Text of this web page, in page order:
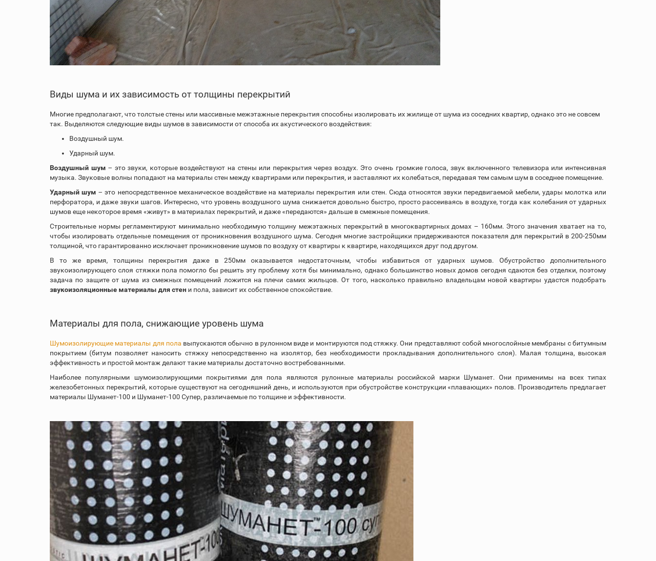
Виды шума и их зависимость от толщины перекрытий
Многие предполагают, что толстые стены или массивные межэтажные перекрытия способны изолировать их жилище от шума из соседних квартир, однако это не совсем
так. Выделяются следующие виды шумов в зависимости от способа их акустического воздействия:
Воздушный шум.
Ударный шум.
Воздушный шум – это звуки, которые воздействуют на стены или перекрытия через воздух. Это очень громкие голоса, звук включенного телевизора или интенсивная
музыка. Звуковые волны попадают на материалы стен между квартирами или перекрытия, и заставляют их колебаться, передавая тем самым шум в соседнее помещение.
Ударный шум – это непосредственное механическое воздействие на материалы перекрытия или стен. Сюда относятся звуки передвигаемой мебели, удары молотка или
перфоратора, и даже звуки шагов. Интересно, что уровень воздушного шума снижается довольно быстро, просто рассеиваясь в воздухе, тогда как колебания от ударных
шумов еще некоторое время «живут» в материалах перекрытий, и даже «передаются» дальше в смежные помещения.
Строительные нормы регламентируют минимально необходимую толщину межэтажных перекрытий в многоквартирных домах – 160мм. Этого значения хватает на то,
чтобы изолировать отдельные помещения от проникновения воздушного шума. Сегодня многие застройщики придерживаются показателя для перекрытий в 200-250мм
толщиной, что гарантированно исключает проникновение шумов по воздуху от квартиры к квартире, находящихся друг под другом.
В то же время, толщины перекрытия даже в 250мм оказывается недостаточным, чтобы избавиться от ударных шумов. Обустройство дополнительного
звукоизолирующего слоя стяжки пола помогло бы решить эту проблему хотя бы минимально, однако большинство новых домов сегодня сдаются без отделки, поэтому
задача по защите от шума из смежных помещений ложится на плечи самих жильцов. От того, насколько правильно владельцам новой квартиры удастся подобрать
звукоизоляционные материалы для стен и пола, зависит их собственное спокойствие.
Материалы для пола, снижающие уровень шума
Шумоизолирующие материалы для пола выпускаются обычно в рулонном виде и монтируются под стяжку. Они представляют собой многослойные мембраны с битумным
покрытием (битум позволяет наносить стяжку непосредственно на изолятор, без необходимости прокладывания дополнительного слоя). Малая толщина, высокая
эффективность и простой монтаж делают такие материалы достаточно востребованными.
Наиболее популярными шумоизолирующими покрытиями для пола являются рулонные материалы российской марки Шуманет. Они применимы на всех типах
железобетонных перекрытий, которые существуют на сегодняшний день, и используются при обустройстве конструкции «плавающих» полов. Производитель предлагает
материалы Шуманет-100 и Шуманет-100 Супер, различаемые по толщине и эффективности.